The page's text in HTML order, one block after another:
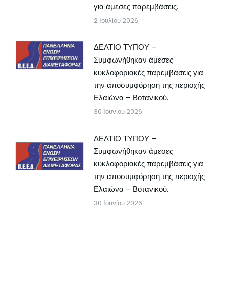
για άμεσες παρεμβάσεις.
2 Ιουλίου 2026
ΔΕΛΤΙΟ ΤΥΠΟΥ –
Συμφωνήθηκαν άμεσες
κυκλοφοριακές παρεμβάσεις για
την αποσυμφόρηση της περιοχής
Ελαιώνα – Βοτανικού.
30 Ιουνίου 2026
ΔΕΛΤΙΟ ΤΥΠΟΥ –
Συμφωνήθηκαν άμεσες
κυκλοφοριακές παρεμβάσεις για
την αποσυμφόρηση της περιοχής
Ελαιώνα – Βοτανικού.
30 Ιουνίου 2026